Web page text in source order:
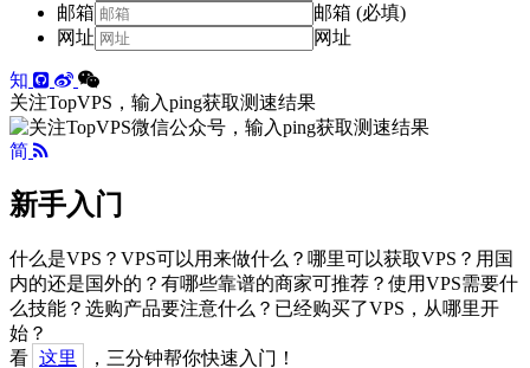
邮箱
邮箱 (必填)
网址
网址
知
关注TopVPS，输入ping获取测速结果
简
新手入门
什么是VPS？VPS可以用来做什么？哪里可以获取VPS？用国
内的还是国外的？有哪些靠谱的商家可推荐？使用VPS需要什
么技能？选购产品要注意什么？已经购买了VPS，从哪里开
始？
看 这里 ，三分钟帮你快速入门！